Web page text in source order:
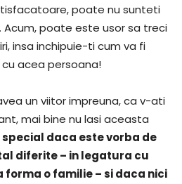
poate nu sunteti
Acum, poate este usor sa treci
insa inchipuie-ti cum va fi
acea persoana!
un viitor impreuna, ca v-ati
mai bine nu lasi aceasta
special daca este vorba de
diferite – in legatura cu
forma o familie – si daca nici